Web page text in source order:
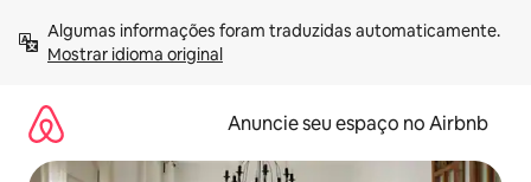
para
Mostrar idioma original
Anuncie seu espaço no Airbnb